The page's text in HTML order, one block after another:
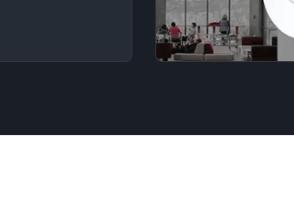
控芯片、LED光
胶片，成功实现